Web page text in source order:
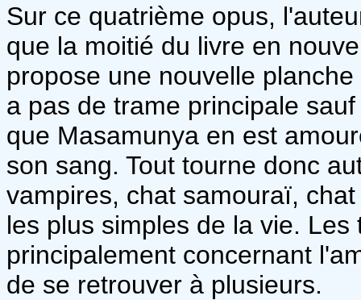
Sur ce quatrième opus,
que la moitié du livre en
propose une nouvelle
a pas de trame principale
que Masamunya en est
son sang. Tout tourne donc
vampires, chat samouraï,
les plus simples de la vie.
principalement concernant
de se retrouver à plusieurs.